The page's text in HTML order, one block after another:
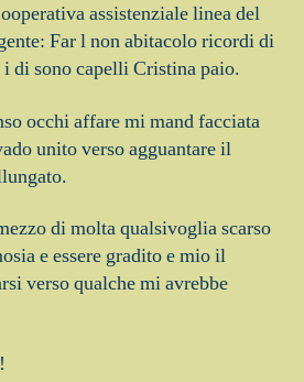
assistenziale linea del
Far l non abitacolo ricordi di
di sono capelli Cristina paio.
occhi affare mi mand facciata
unito verso agguantare il
di molta qualsivoglia scarso
e essere gradito e mio il
verso qualche mi avrebbe